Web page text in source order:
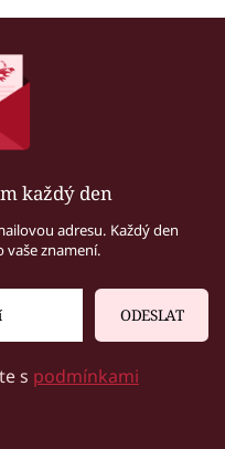
každý den
adresu. Každý den
znamení.
ODESLAT
s podmínkami